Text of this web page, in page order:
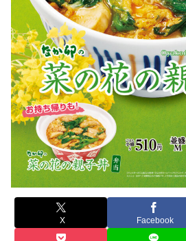
X Facebook